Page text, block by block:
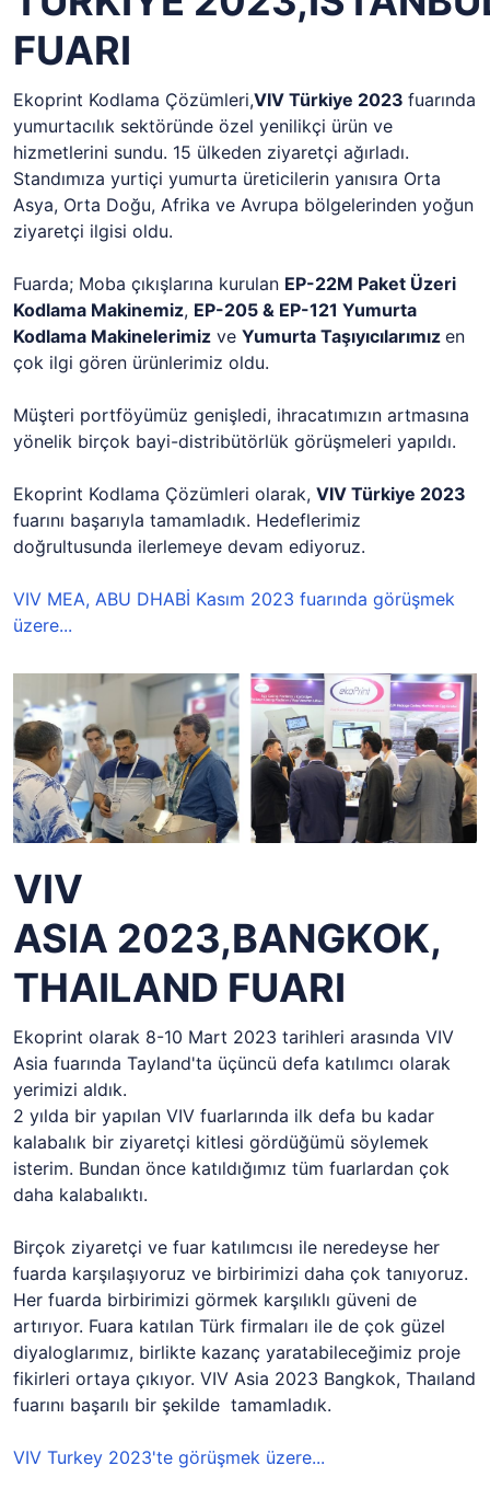
FUARI
Ekoprint Kodlama Çözümleri,VIV Türkiye 2023 fuarında
yumurtacılık sektöründe özel yenilikçi ürün ve
hizmetlerini sundu. 15 ülkeden ziyaretçi ağırladı.
Standımıza yurtiçi yumurta üreticilerin yanısıra Orta
Asya, Orta Doğu, Afrika ve Avrupa bölgelerinden yoğun
ziyaretçi ilgisi oldu.
Fuarda; Moba çıkışlarına kurulan EP-22M Paket Üzeri
Kodlama Makinemiz, EP-205 & EP-121 Yumurta
Kodlama Makinelerimiz ve Yumurta Taşıyıcılarımız en
çok ilgi gören ürünlerimiz oldu.
Müşteri portföyümüz genişledi, ihracatımızın artmasına
yönelik birçok bayi-distribütörlük görüşmeleri yapıldı.
Ekoprint Kodlama Çözümleri olarak, VIV Türkiye 2023
fuarını başarıyla tamamladık. Hedeflerimiz
doğrultusunda ilerlemeye devam ediyoruz.
VIV MEA, ABU DHABİ Kasım 2023 fuarında görüşmek
üzere...
VIV
ASIA 2023,BANGKOK,
THAILAND FUARI
Ekoprint olarak 8-10 Mart 2023 tarihleri arasında VIV
Asia fuarında Tayland'ta üçüncü defa katılımcı olarak
yerimizi aldık.
2 yılda bir yapılan VIV fuarlarında ilk defa bu kadar
kalabalık bir ziyaretçi kitlesi gördüğümü söylemek
isterim. Bundan önce katıldığımız tüm fuarlardan çok
daha kalabalıktı.
Birçok ziyaretçi ve fuar katılımcısı ile neredeyse her
fuarda karşılaşıyoruz ve birbirimizi daha çok tanıyoruz.
Her fuarda birbirimizi görmek karşılıklı güveni de
artırıyor. Fuara katılan Türk firmaları ile de çok güzel
diyaloglarımız, birlikte kazanç yaratabileceğimiz proje
fikirleri ortaya çıkıyor. VIV Asia 2023 Bangkok, Thaıland
fuarını başarılı bir şekilde tamamladık.
VIV Turkey 2023'te görüşmek üzere...